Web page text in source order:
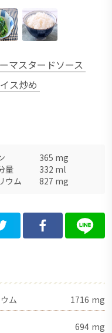
マスタードソース
ス炒め
365 mg
量 332 ml
ウム 827 mg
ム 1716 mg
694 mg